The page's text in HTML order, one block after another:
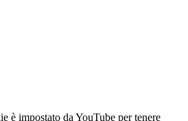
è impostato da YouTube per tenere